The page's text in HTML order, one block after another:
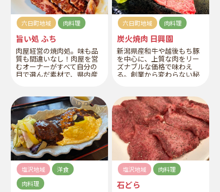
六日町地域 肉料理
旨い処 ふち
肉屋経営の焼肉処。味も品
質も間違いなし！肉屋を営
むオーナーがすべて自分の
目で選んだ素材で、県内産
詰まっている。
六日町地域 肉料理
炭火焼肉 日興園
新潟県産和牛や越後もち豚
を中心に、上質な肉をリー
ズナブルな価格で味わえ
る。創業から変わらない秘
塩沢地域
洋食
肉料理
塩沢地域 肉料理
石どら